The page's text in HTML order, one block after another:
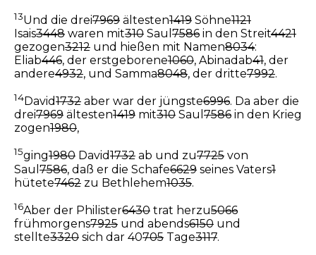
13Und die drei7969 ältesten1419 Söhne1121
Isais3448 waren mit310 Saul 7586 in den Streit4421
gezogen3212 und hießen mit Namen8034:
Eliab446, der erstgeborene1060, Abinadab41, der
andere4932, und Samma8048, der dritte7992.
14David1732 aber war der jüngste6996. Da aber die
drei7969 ältesten1419 mit310 Saul 7586 in den Krieg
zogen1980,
15ging1980 David1732 ab und zu7725 von
Saul 7586, daß er die Schafe6629 seines Vaters1
hütete7462 zu Bethlehem1035.
16Aber der Philister6430 trat herzu5066
frühmorgens7925 und abends6150 und
stellte3320 sich dar 40705 Tage3117.